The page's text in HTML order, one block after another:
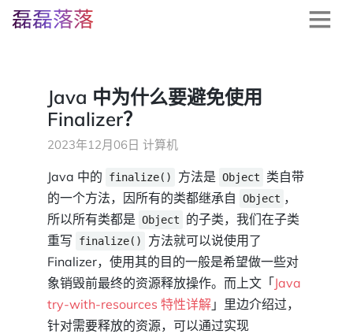
磊磊落落
Java 中为什么要避免使用
Finalizer？
2023年12月06日 计算机
Java 中的 finalize() 方法是 Object
类自带
的一个方法，因所有的类都继承自
Object ，
所以所有类都是 Object
的子类，我们在子类
重写
finalize()
方法就可以说使用了
Finalizer，使用其的目的一般是希望做一些对
象销毁前最终的资源释放操作。而上文「Java
try-with-resources 特性详解 」里边介绍过，
针对需要释放的资源，可以通过实现